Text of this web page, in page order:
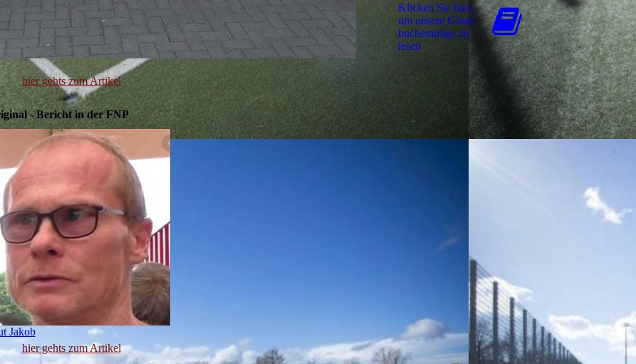
hier gehts zum Artikel
- Bericht in der FNP
Jakob
hier gehts zum Artikel
Klicken Sie hier,
um unsere Gäs­te­
buch­ein­trä­ge zu
lesen